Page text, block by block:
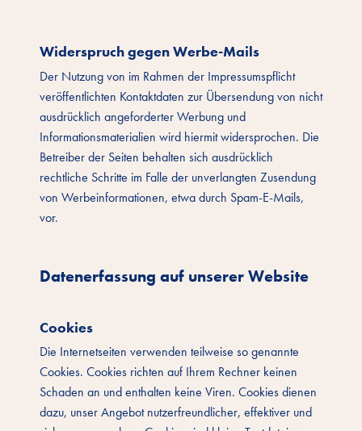
Widerspruch gegen Werbe-Mails
Der Nutzung von im Rahmen der Impressumspflicht
veröffentlichten Kontaktdaten zur Übersendung von nicht
ausdrücklich angeforderter Werbung und
Informationsmaterialien wird hiermit widersprochen. Die
Betreiber der Seiten behalten sich ausdrücklich
rechtliche Schritte im Falle der unverlangten Zusendung
von Werbeinformationen, etwa durch Spam-E-Mails,
vor.
Datenerfassung auf unserer Website
Cookies
Die Internetseiten verwenden teilweise so genannte
Cookies. Cookies richten auf Ihrem Rechner keinen
Schaden an und enthalten keine Viren. Cookies dienen
dazu, unser Angebot nutzerfreundlicher, effektiver und